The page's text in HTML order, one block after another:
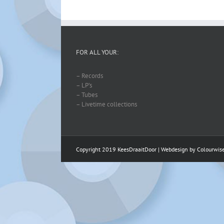
FOR ALL YOUR:
– Records
– LP’s
– Tubes
– Livetime collections
Copyright 2019 KeesDraaitDoor | Webdesign by